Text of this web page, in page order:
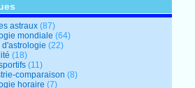
astraux (87)
mondiale (64)
d'astrologie (22)
(18)
(11)
comparaison (8)
horaire (7)